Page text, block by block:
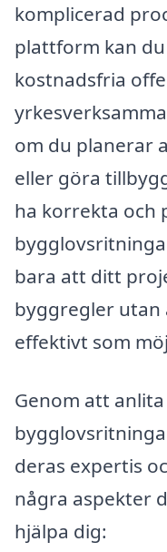
komplicerad
plattform kan
kostnadsfria
om du planerar
eller göra
ha korrekta och
bara att ditt
byggregler utan
effektivt som
Genom att
deras expertis
några aspekter
hjälpa dig: